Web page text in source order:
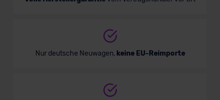
Nur deutsche Neuwagen, keine EU-Reimporte